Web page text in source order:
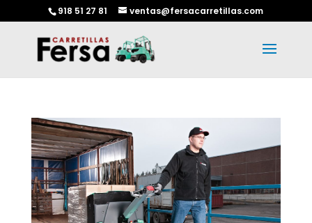
918 51 27 81 ventas@fersacarretillas.com